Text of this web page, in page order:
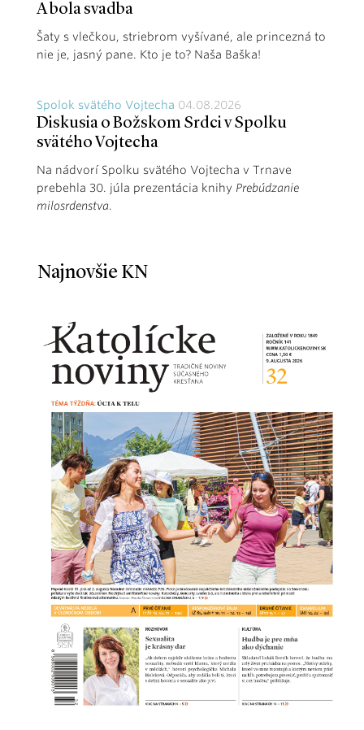
A bola svadba
Šaty s vlečkou, striebrom vyšívané, ale princezná to
nie je, jasný pane. Kto je to? Naša Baška!
Spolok svätého Vojtecha 04.08.2026
Diskusia o Božskom Srdci v Spolku
svätého Vojtecha
Na nádvorí Spolku svätého Vojtecha v Trnave
prebehla 30. júla prezentácia knihy Prebúdzanie
milosrdenstva.
Najnovšie KN